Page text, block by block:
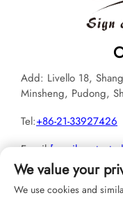
Add: Livello 18,
Minsheng, Pudong,
Tel:+86-21-33927426
E-mail:[email
We value your
We use cookies and